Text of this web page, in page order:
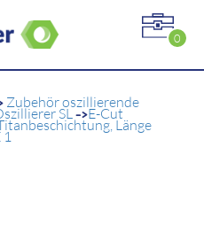
0
Zubehör oszillierende
SL->E-Cut
Länge
1